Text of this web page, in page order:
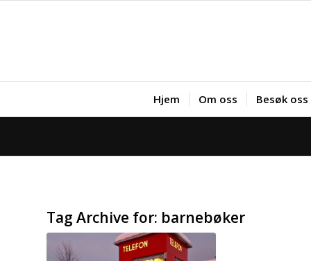
Hjem Om oss Besøk oss
Tag Archive for: barnebøker